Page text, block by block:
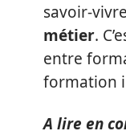
savoir-
métier.
entre
formation
A lire en